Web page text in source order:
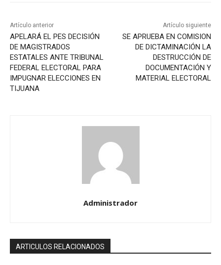
Artículo anterior
APELARÁ EL PES DECISIÓN
DE MAGISTRADOS
ESTATALES ANTE TRIBUNAL
FEDERAL ELECTORAL PARA
IMPUGNAR ELECCIONES EN
TIJUANA
Artículo siguiente
SE APRUEBA EN COMISION
DE DICTAMINACIÓN LA
DESTRUCCIÓN DE
DOCUMENTACIÓN Y
MATERIAL ELECTORAL
Administrador
ARTICULOS RELACIONADOS